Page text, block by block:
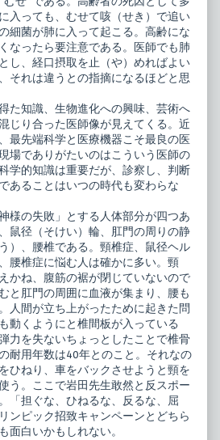
入っても、むせて咳（せき）で追い
細菌が肺に入って起こる。高齢にな
なったら要注意である。医師でも肺
し、経口摂取を止（や）めればよい
それは違うとの指摘になるほどと思
た知識、生物進化への興味、芸術へ
じり合った医師像が見えてくる。近
最先端科学と医療機器こそ最良の医
場でありがたいのはこういう医師の
学的知識は重要だが、診察し、判断
あることはいつの時代も変わらな
様の失敗」とする人体部分が四つあ
鼠径（そけい）輪、肛門の周りの静
）、腰椎である。頸椎症、鼠径ヘル
腰椎症に悩む人は確かに多い。頸
かね、腹筋の裾が閉じていないので
と肛門の周囲に血液が集まり、腰も
人間が立ち上がったために起きた問
動くようにと椎間板が入っている
力を失ないちょっとしたことで椎骨
耐用年数は40年とのこと。それなの
ひねり、車をバックさせようと頸を
う。ここで岩田先生敢然と反スポー
「担ぐな、ひねるな、反るな、屈
ンピック招致キャンペーンとどちら
面白いかもしれない。